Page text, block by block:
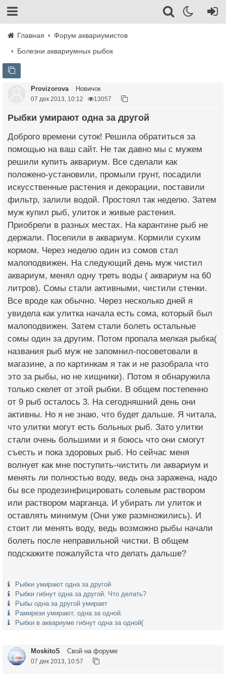
Главная
Форум аквариумистов
Болезни аквариумных рыбок
Provizorova Новичок
07 дек 2013, 10:12 13057
Рыбки умирают одна за другой
Доброго времени суток! Решила обратиться за
помощью на ваш сайт. Не так давно мы с мужем
решили купить аквариум. Все сделали как
положено-установили, промыли грунт, посадили
искусственные растения и декорации, поставили
фильтр, залили водой. Простоял так неделю. Затем
муж купил рыб, улиток и живые растения.
Приобрели в разных местах. На карантине рыб не
держали. Поселили в аквариум. Кормили сухим
кормом. Через неделю один из сомов стал
малоподвижен. На следующий день муж чистил
аквариум, менял одну треть воды ( аквариум на 60
литров). Сомы стали активными, чистили стенки.
Все вроде как обычно. Через несколько дней я
увидела как улитка начала есть сома, который был
малоподвижен. Затем стали болеть остальные
сомы один за другим. Потом пропала мелкая рыбка(
названия рыб муж не запомнил-посоветовали в
магазине, а по картинкам я так и не разобрала что
это за рыбы, но не хищники). Потом я обнаружила
только скелет от этой рыбки. В общем постепенно
от 9 рыб осталось 3. На сегодняшний день они
активны. Но я не знаю, что будет дальше. Я читала,
что улитки могут есть больных рыб. Зато улитки
стали очень большими и я боюсь что они смогут
съесть и пока здоровых рыб. Но сейчас меня
волнует как мне поступить-чистить ли аквариум и
менять ли полностью воду, ведь она заражена, надо
бы все продезинфицировать солевым раствором
или раствором марганца. И убирать ли улиток и
оставлять минимум (Они уже размножились). И
стоит ли менять воду, ведь возможно рыбы начали
болеть после неправильной чистки. В общем
подскажите пожалуйста что делать дальше?
Рыбки умирают одна за другой
Рыбки гибнут одна за другой. Что делать?
Рыбы одна за другой умирает
Рамирези умирают, одна за одной.
Рыбки в аквариуме гибнут одна за одной(
MoskitoS Свой на форуме
07 дек 2013, 10:57